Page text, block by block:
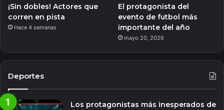
¡Sin dobles! Actores que
corren en pista
Hace 4 semanas
El protagonista del
evento de futbol más
importante del año
mayo 20, 2026
Deportes
Los protagonistas más inesperados de